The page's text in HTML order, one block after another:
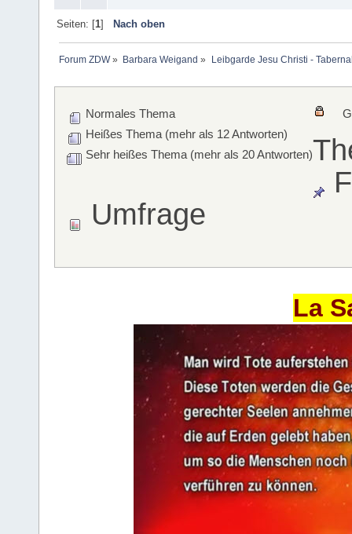
Seiten: [1] Nach oben
Forum ZDW» Barbara Weigand » Leibgarde Jesu Christi -
Normales Thema
Heißes Thema (mehr als 12 Antworten)
Sehr heißes Thema (mehr als 20 Antworten)
Umfrage
La